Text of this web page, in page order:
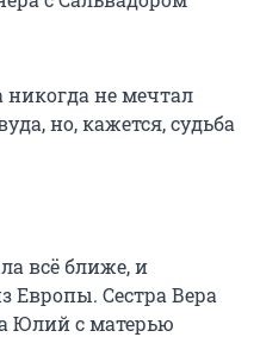
не мечтал
но, кажется, судьба
всё ближе, и
Европы. Сестра Вера
Юлий с матерью